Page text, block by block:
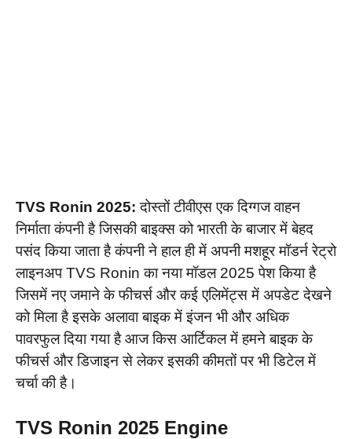
TVS Ronin 2025: दोस्तों टीवीएस एक दिग्गज वाहन
निर्माता कंपनी है जिसकी बाइक्स को भारती के बाजार में बेहद
पसंद किया जाता है कंपनी ने हाल ही में अपनी मशहूर मॉडर्न रेट्रो
लाइनअप TVS Ronin का नया मॉडल 2025 पेश किया है
जिसमें नए जमाने के फीचर्स और कई एलिमेंट्स में अपडेट देखने
को मिला है इसके अलावा बाइक में इंजन भी और अधिक
पावरफुल दिया गया है आज किस आर्टिकल में हमने बाइक के
फीचर्स और डिजाइन से लेकर इसकी कीमतों पर भी डिटेल में
चर्चा की है।
TVS Ronin 2025 Engine